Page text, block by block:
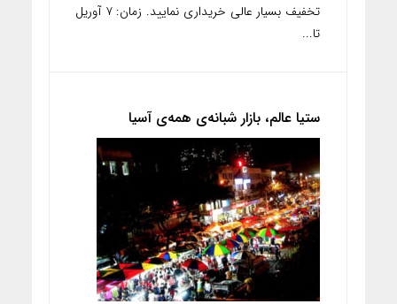
تخفیف بسیار عالی خریداری نمایید‌. زمان: ۷ آوریل
تا...
ستیا عالم، بازار شبانه‌ی همه‌ی آسیا